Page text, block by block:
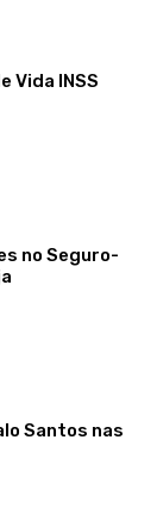
Vida INSS
no Seguro-
Santos nas